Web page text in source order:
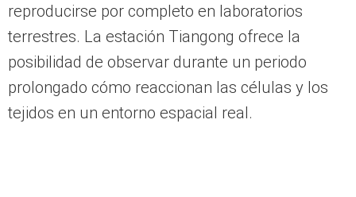
reproducirse por completo en laboratorios
terrestres. La estación Tiangong ofrece la
posibilidad de observar durante un periodo
prolongado cómo reaccionan las células y los
tejidos en un entorno espacial real.